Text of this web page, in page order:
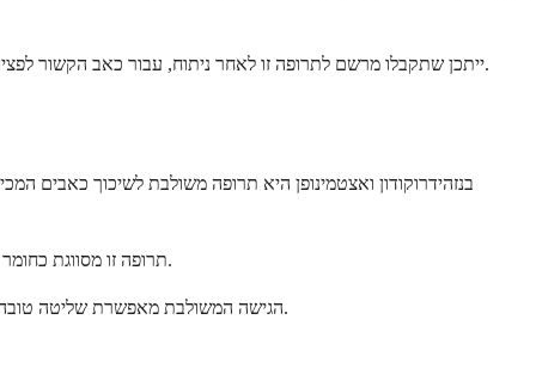
ייתכן שתקבלו מרשם לתרופה זו לאחר ניתוח, עבור כאב הקשור לפציעה, או כאשר תרופות אחרות לשיכוך כאבים לא סיפקו מספיק הקלה. הבנת האופן שבו זה עובד ומה לצפות יכולה לעזור לך להשתמש בו בבטחה וביעילות.
בנזהידרוקודון ואצטמינופן היא תרופה משולבת לשיכוך כאבים
תרופה זו מסווגת כחומר מבוקר מכיוון שהיא מכילה מרכיב אופיואידי. הרופא שלך יעריך בקפידה אם תרופה זו מתאימה למצב הכאב הספציפי שלך וינטר את התגובה שלך לטיפול.
הגישה המשולבת מאפשרת שליטה טובה יותר בכאב תוך הפחתת כמות האופיואידים הנדרשת. זה יכול לעזור למזער סיכונים מסוימים הקשורים לתרופות אופיואידיות תוך מתן הקלה יעילה בכאב.